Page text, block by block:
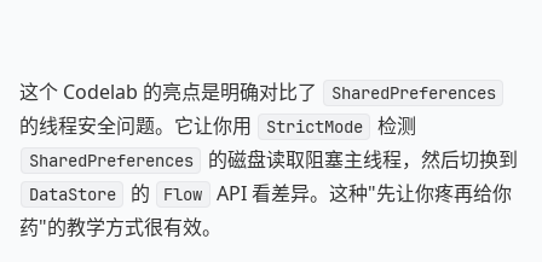
这个 Codelab 的亮点是明确对比了 SharedPreferences
的线程安全问题。它让你用 StrictMode 检测
SharedPreferences 的磁盘读取阻塞主线程，然后切换到
DataStore 的 Flow
API 看差异。这种"先让你疼再给你
药"的教学方式很有效。